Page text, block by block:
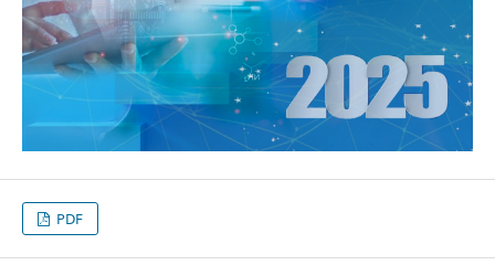
PDF